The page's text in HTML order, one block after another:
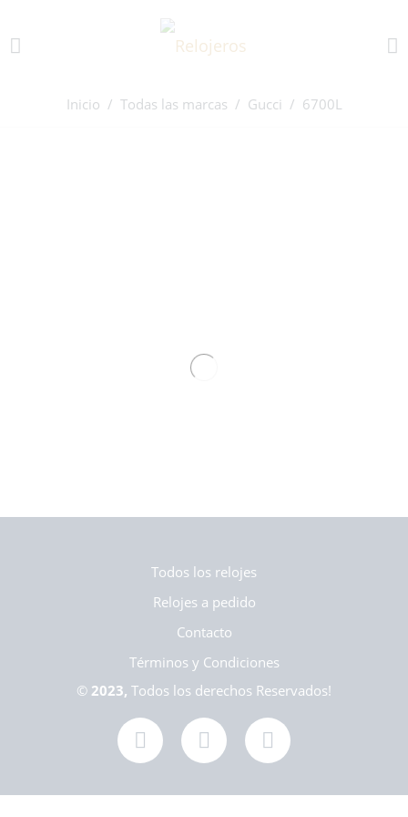
Inicio / Todas las marcas / Gucci / 6700L
Todos los relojes
Relojes a pedido
Contacto
Términos y Condiciones
© 2023, Todos los derechos Reservados!